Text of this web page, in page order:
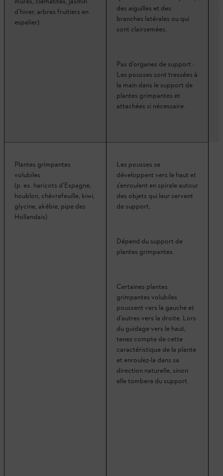
d’hiver, arbres fruitiers en
espalier)
des aiguilles et des
branches latérales ou qui
sont clairsemées.
Pas d’organes de support :
Les pousses sont tressées à
la main dans le support de
plantes grimpantes et
attachées si nécessaire.
Plantes grimpantes
volubiles
(p. ex. haricots d’Espagne,
houblon, chèvrefeuille, kiwi,
glycine, akébie, pipe des
Hollandais)
Les pousses se
développent vers le haut et
s’enroulent en spirale autour
des objets qui leur servent
de support.
Dépend du support de
plantes grimpantes.
Certaines plantes
grimpantes volubiles
poussent vers la gauche et
d’autres vers la droite. Lors
du guidage vers le haut,
tenez compte de cette
caractéristique de la plante
et enroulez-la dans sa
direction naturelle, sinon
elle tombera du support.